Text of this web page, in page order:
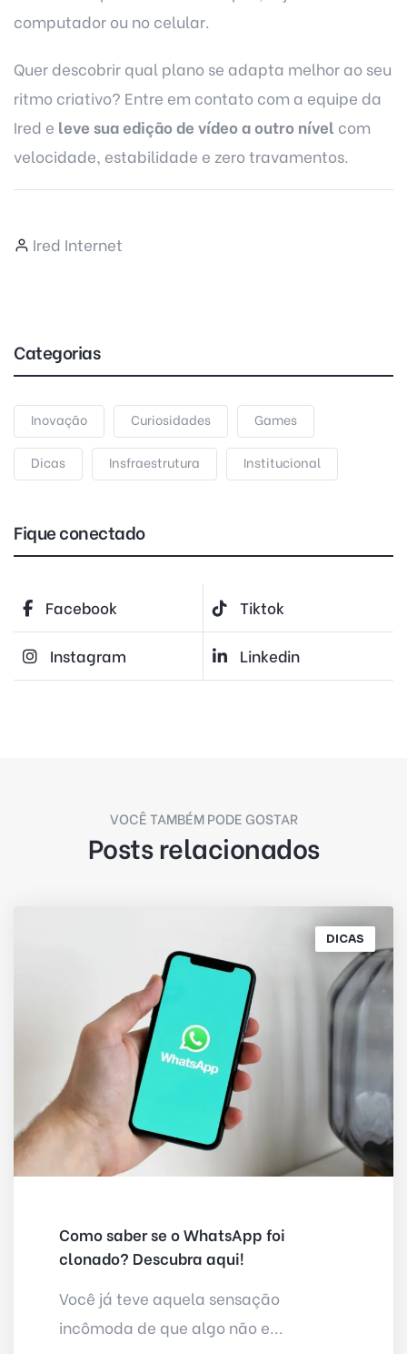
computador ou no celular.
Quer descobrir qual plano se adapta melhor ao seu
ritmo criativo? Entre em contato com a equipe da
Ired e leve suaedição de vídeoa outro nível com
velocidade, estabilidade e zero travamentos.
Ired Internet
Categorias
Inovação Curiosidades Games
Dicas Insfraestrutura Institucional
Fique conectado
Facebook Tiktok
Instagram Linkedin
VOCÊ TAMBÉM PODE GOSTAR
Posts relacionados
DICAS
Como saber se o WhatsApp foi
clonado? Descubra aqui!
Você já teve aquela sensação
incômoda de que algo não e...